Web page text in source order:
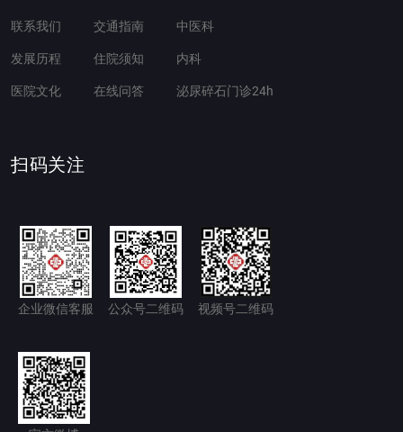
联系我们
发展历程
医院文化
交通指南
住院须知
在线问答
中医科
内科
泌尿碎石门诊24h
扫码关注
企业微信客服 公众号二维码 视频号二维码